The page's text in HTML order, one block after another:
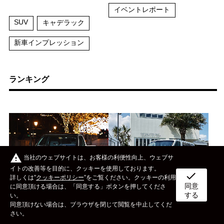
SUV キャデラック
新車インプレッション
イベントレポート
ランキング
2026/08/06
【シボレー C-1500】
US日産の巨大ユーティ
ボディタイプ メーカー カスタム&メンテナンス
warning 当社のウェブサイトは、お客様の利便性向上、ウェブサ
イトの改善等を目的に、クッキーを使用しております。
詳しくは”クッキーポリシー”をご覧ください。クッキーの利用
に同意頂ける場合は、「同意する」ボタンを押してくださ
い。
同意頂けない場合は、ブラウザを閉じて閲覧を中止してくだ
さい。
check
同意
する